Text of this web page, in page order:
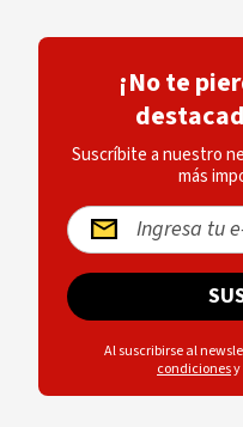
¡No te
Suscríbite a nuestro
más
Al suscribirse al
condicionesy